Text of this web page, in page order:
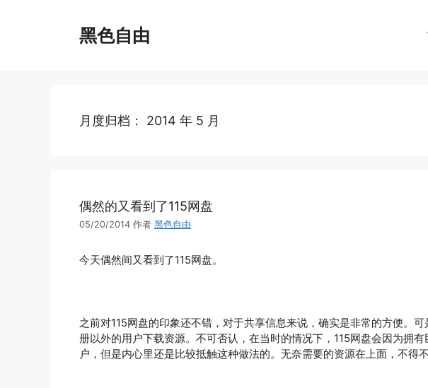
黑色自由
月度归档： 2014 年 5 月
偶然的又看到了115网盘
05/20/2014 作者 黑色自由
今天偶然间又看到了115网盘。
之前对115网盘的印象还不错，对于共享信息来说，确实是非常的方便。
册以外的用户下载资源。不可否认，在当时的情况下，115网盘会因为拥
户，但是内心里还是比较抵触这种做法的。无奈需要的资源在上面，不得不